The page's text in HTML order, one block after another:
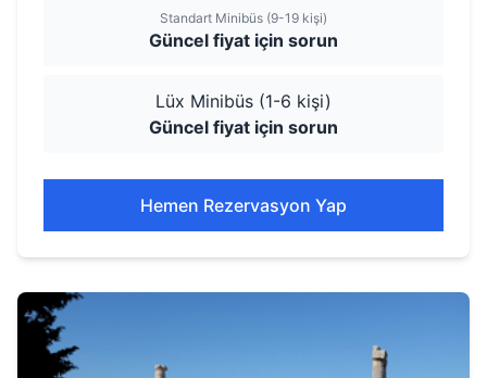
Standart Minibüs (9-19 kişi)
Güncel fiyat için sorun
Lüx Minibüs (1-6 kişi)
Güncel fiyat için sorun
Hemen Rezervasyon Yap